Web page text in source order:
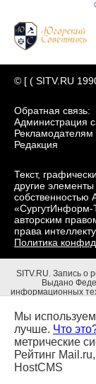
© [ ( SITV.RU
Обратная связь:
Администрация
Рекламодателям
Редакция
Текст,
другие
собственностью
авторским
права
Политика
SITV.RU. Запись о
Выдано
информационных
Адрес редакции:
Мы
лучше. Что
метрические
Рейтинг
HostCMS